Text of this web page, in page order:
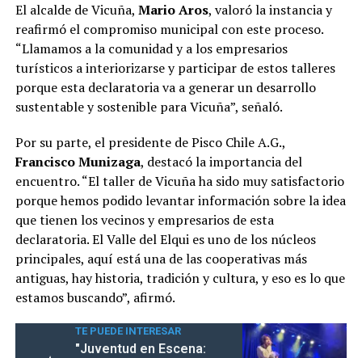
El alcalde de Vicuña, Mario Aros, valoró la instancia y
reafirmó el compromiso municipal con este proceso.
“Llamamos a la comunidad y a los empresarios
turísticos a interiorizarse y participar de estos talleres
porque esta declaratoria va a generar un desarrollo
sustentable y sostenible para Vicuña”, señaló.
Por su parte, el presidente de Pisco Chile A.G.,
Francisco Munizaga, destacó la importancia del
encuentro. “El taller de Vicuña ha sido muy satisfactorio
porque hemos podido levantar información sobre la idea
que tienen los vecinos y empresarios de esta
declaratoria. El Valle del Elqui es uno de los núcleos
principales, aquí está una de las cooperativas más
antiguas, hay historia, tradición y cultura, y eso es lo que
estamos buscando”, afirmó.
TE PUEDE INTERESAR
"Juventud en Escena: